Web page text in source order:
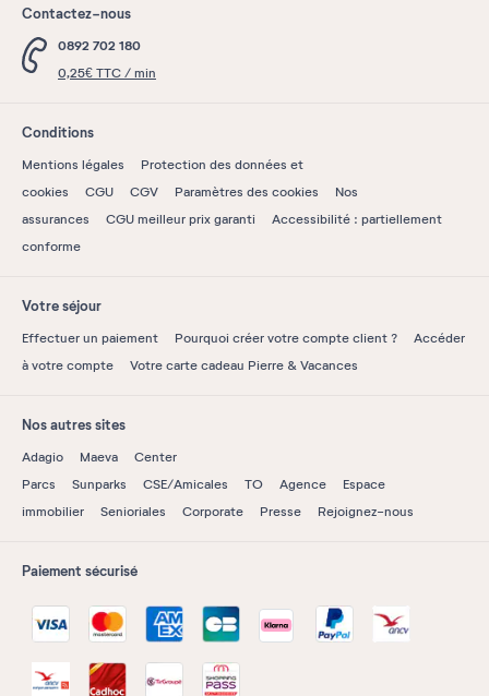
Contactez-nous
0892 702 180
0,25€ TTC / min
Conditions
Mentions légales
Protection des données et
cookies
CGU CGV Paramètres des cookies
Nos
assurances
CGU meilleur prix garanti
Accessibilité : partiellement
conforme
Votre séjour
Effectuer un paiement Pourquoi créer votre compte client ?
Accéder
à votre compte
Votre carte cadeau Pierre & Vacances
Nos autres sites
Adagio Maeva
Center
Parcs
Sunparks CSE/Amicales TO Agence
Espace
immobilier
Senioriales Corporate Presse Rejoignez-nous
Paiement sécurisé